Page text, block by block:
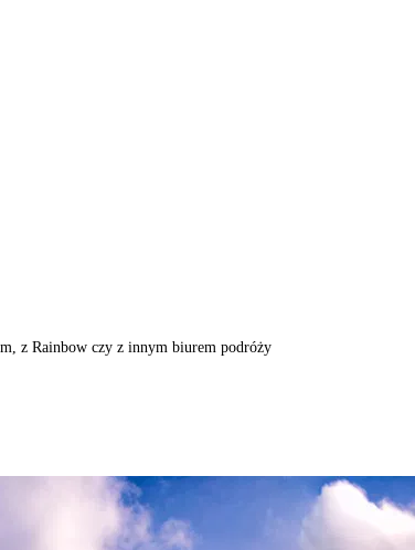
z Rainbow czy z innym biurem podróży